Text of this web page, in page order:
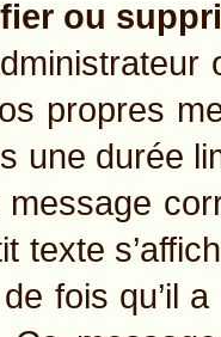
ou
propres
une durée
texte
fois qu’il